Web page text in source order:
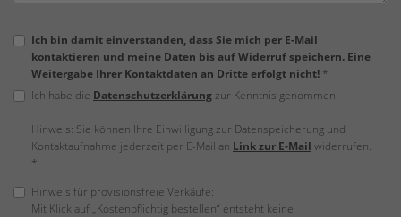
Ich bin damit einverstanden, dass Sie mich per E-Mail
kontaktieren und meine Daten bis auf Widerruf speichern. Eine
Weitergabe Ihrer Kontaktdaten an Dritte erfolgt nicht! *
Ich habe die Datenschutzerklärung zur Kenntnis genommen.
Hinweis: Sie können Ihre Einwilligung zur Datenspeicherung und
Kontaktaufnahme jederzeit per E-Mail an Link zur E-Mail widerrufen.
*
Hinweis für provisionsfreie Verkäufe:
Mit Klick auf „Kostenpflichtig bestellen“ entsteht keine